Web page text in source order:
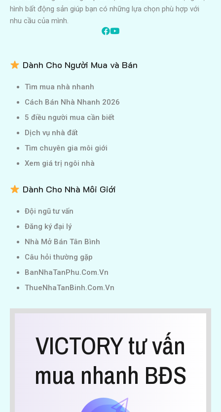
hình bất động sản giúp bạn có những lựa chọn phù hợp với
nhu cầu của mình.
Dành Cho Người Mua và Bán
Tìm mua nhà nhanh
Cách Bán Nhà Nhanh 2026
5 điều người mua cần biết
Dịch vụ nhà đất
Tìm chuyên gia môi giới
Xem giá trị ngôi nhà
Dành Cho Nhà Môi Giới
Đội ngũ tư vấn
Đăng ký đại lý
Nhà Mở Bán Tân Bình
Câu hỏi thường gặp
BanNhaTanPhu.Com.Vn
ThueNhaTanBinh.Com.Vn
VICTORY tư vấn
mua nhanh BĐS